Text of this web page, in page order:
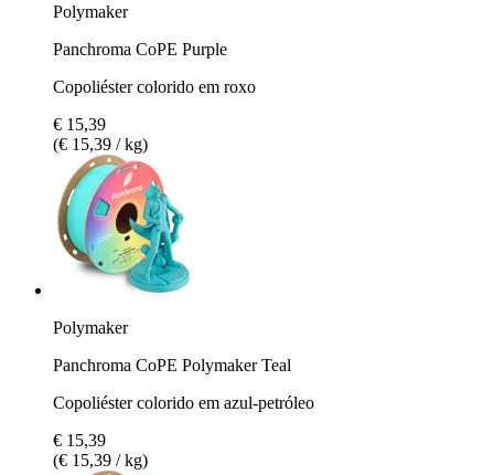
Polymaker
Panchroma CoPE Purple
Copoliéster colorido em roxo
€ 15,39
(€ 15,39 / kg)
Polymaker
Panchroma CoPE Polymaker Teal
Copoliéster colorido em azul-petróleo
€ 15,39
(€ 15,39 / kg)